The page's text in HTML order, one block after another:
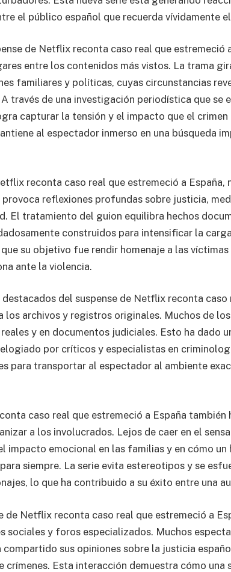
el público español que recuerda vívidamente
de Netflix reconta caso real que estremeció
entre los contenidos más vistos. La trama
familiares y políticas, cuyas circunstancias
través de una investigación periodística que se
capturar la tensión y el impacto que el crimen
al espectador inmerso en una búsqueda
reconta caso real que estremeció a España,
provoca reflexiones profundas sobre justicia,
El tratamiento del guion equilibra hechos
construidos para intensificar la
su objetivo fue rendir homenaje a las
ante la violencia.
del suspense de Netflix reconta caso
los archivos y registros originales. Muchos de
y en documentos judiciales. Esto ha dado
por críticos y especialistas en
para transportar al espectador al ambiente
caso real que estremeció a España también
a los involucrados. Lejos de caer en el
impacto emocional en las familias y en cómo
siempre. La serie evita estereotipos y se
lo que ha contribuido a su éxito entre una
de Netflix reconta caso real que estremeció a
sociales y foros especializados. Muchos
sus opiniones sobre la justicia
crímenes. Esta interacción demuestra cómo una